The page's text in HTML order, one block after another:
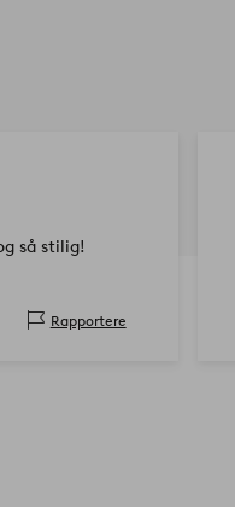
så stilig!
Rapportere